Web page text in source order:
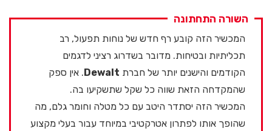
השורה התחתונה
המכשיר הזה קובע רף חדש של נוחות תפעול, רב
תכליתיות ובטיחות. מדובר בשדרוג רציני לדגמים
הקודמים והישנים יותר של חברת Dewalt. אין ספק
שהמקדחה הזאת שווה כל שקל שתשקיעו בה.
המכשיר הזה יסתדר היטב עם כל מטלה וחומר גלם, מה
שהופך אותו לפתרון אטרקטיבי במיוחד עבור בעלי מקצוע